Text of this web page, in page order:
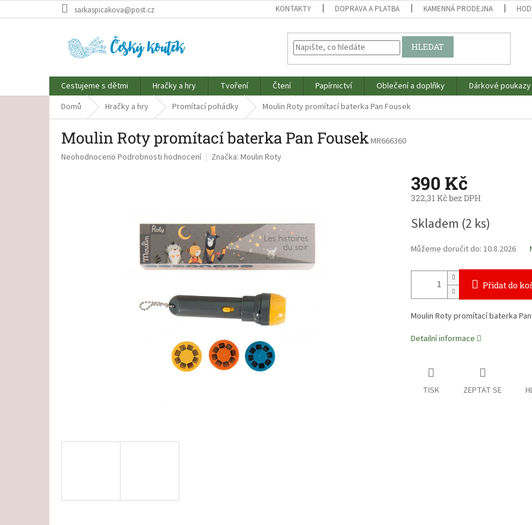
na
sarkaspicakova@post.cz KONTAKTY DOPRAVA A PLATBA KAMENNÁ PRODEJNA
HLEDAT
Cestujeme s dětmi Hračky a hry Tvoření Čtení Papírnictví Oblečení a doplňky Dárkové poukazy
Domů
Hračky a hry Promítací pohádky Moulin Roty promítací baterka Pan Fousek
Moulin Roty promítací baterka Pan FousekMR666360
Průměrné
Neohodnoceno Podrobnosti hodnocení Značka: Moulin Roty
390 Kč
322,31 Kč bez DPH
cena:
Skladem (2 ks)
Můžeme doručit do: 10.8.2026
Přidat do
Moulin Roty promítací baterka
Detailní informace
TISK ZEPTAT SE